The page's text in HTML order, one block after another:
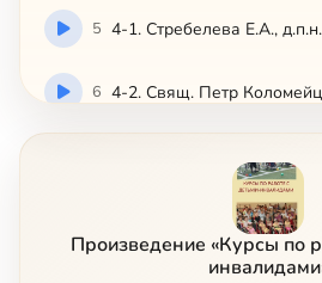
5
6
Произведение «Курсы по